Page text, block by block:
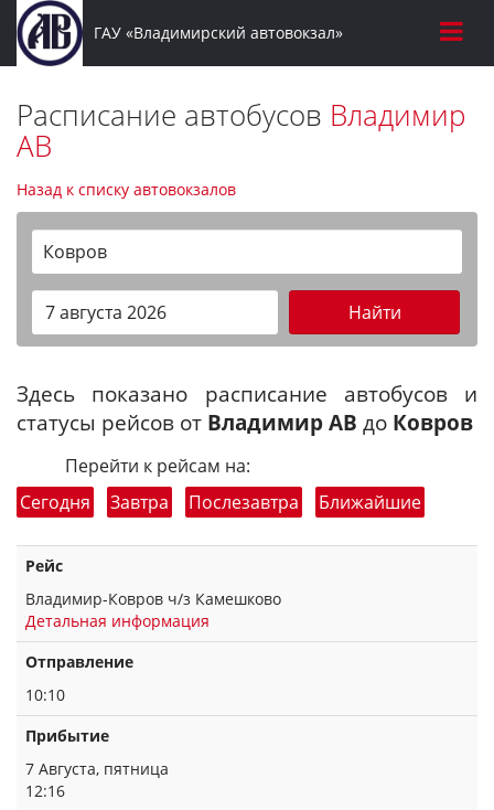
ГАУ «Владимирский автовокзал»
Расписание автобусов Владимир
АВ
Назад к списку автовокзалов
Ковров
Найти
Здесь показано расписание автобусов и
статусы рейсов от Владимир АВ до Ковров
Перейти к рейсам на:
Сегодня
Завтра Послезавтра Ближайшие
Рейс
Владимир-Ковров ч/з Камешково
Детальная информация
Отправление
10:10
Прибытие
7 Августа, пятница
12:16